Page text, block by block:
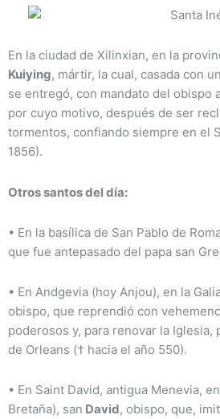
En la ciudad de Xilinxian, en la
Kuiying, mártir, la cual, casada con
se entregó, con mandato del obispo
por cuyo motivo, después de ser
tormentos, confiando siempre en el
1856).
Otros santos del día:
• En la basílica de San Pablo de
que fue antepasado del papa san
• En Andgevia (hoy Anjou), en la
obispo, que reprendió con
poderosos y, para renovar la
de Orleans († hacia el año 550).
• En Saint David, antigua Menevia,
Bretaña), san David, obispo, que,